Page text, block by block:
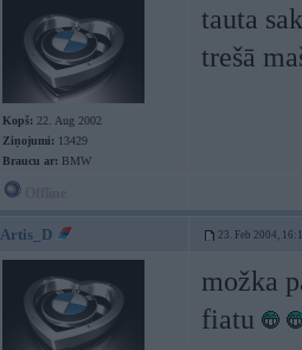
Kopš: 22. Aug 2002
Ziņojumi: 13429
Braucu ar: BMW
tauta
trešā
Artis_D 23. Feb 2004,
možka
fiatu